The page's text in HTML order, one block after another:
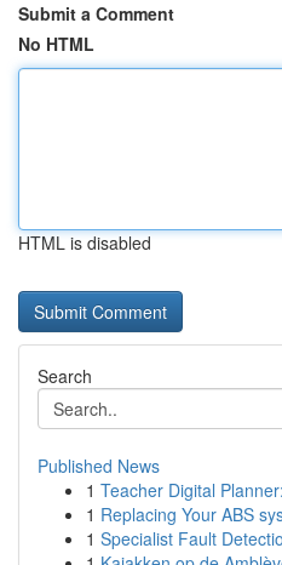
Submit a Comment
No HTML
HTML is disabled
Search
Published News
1 Teacher Digital
1 Replacing Your ABS
1 Specialist Fault